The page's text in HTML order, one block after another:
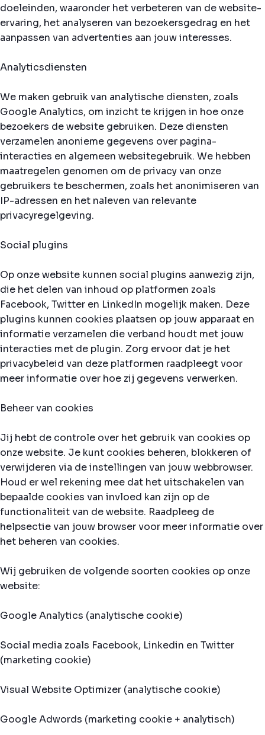
doeleinden, waaronder het verbeteren van de website-
ervaring, het analyseren van bezoekersgedrag en het
aanpassen van advertenties aan jouw interesses.
Analyticsdiensten
We maken gebruik van analytische diensten, zoals
Google Analytics, om inzicht te krijgen in hoe onze
bezoekers de website gebruiken. Deze diensten
verzamelen anonieme gegevens over pagina-
interacties en algemeen websitegebruik. We hebben
maatregelen genomen om de privacy van onze
gebruikers te beschermen, zoals het anonimiseren van
IP-adressen en het naleven van relevante
privacyregelgeving.
Social plugins
Op onze website kunnen social plugins aanwezig zijn,
die het delen van inhoud op platformen zoals
Facebook, Twitter en LinkedIn mogelijk maken. Deze
plugins kunnen cookies plaatsen op jouw apparaat en
informatie verzamelen die verband houdt met jouw
interacties met de plugin. Zorg ervoor dat je het
privacybeleid van deze platformen raadpleegt voor
meer informatie over hoe zij gegevens verwerken.
Beheer van cookies
Jij hebt de controle over het gebruik van cookies op
onze website. Je kunt cookies beheren, blokkeren of
verwijderen via de instellingen van jouw webbrowser.
Houd er wel rekening mee dat het uitschakelen van
bepaalde cookies van invloed kan zijn op de
functionaliteit van de website. Raadpleeg de
helpsectie van jouw browser voor meer informatie over
het beheren van cookies.
Wij gebruiken de volgende soorten cookies op onze
website:
Google Analytics (analytische cookie)
Social media zoals Facebook, Linkedin en Twitter
(marketing cookie)
Visual Website Optimizer (analytische cookie)
Google Adwords (marketing cookie + analytisch)